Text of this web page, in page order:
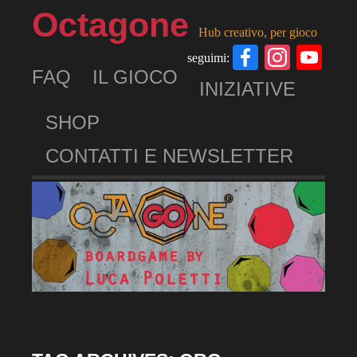
Octagone
Hub creativo, per gioco
seguimi:
Facebook
FAQ IL GIOCO
INIZIATIVE
SHOP
CONTATTI E NEWSLETTER